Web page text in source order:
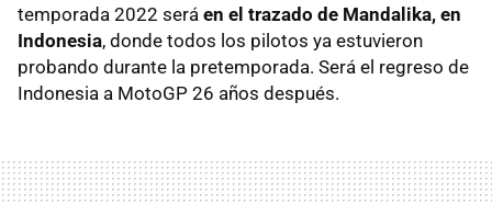
temporada 2022 será en el trazado de Mandalika, en
Indonesia, donde todos los pilotos ya estuvieron
probando durante la pretemporada. Será el regreso de
Indonesia a MotoGP 26 años después.